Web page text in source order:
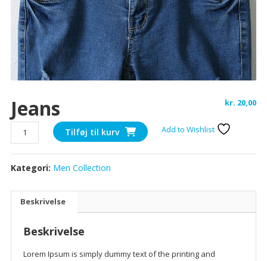
Jeans kr. 20,00
Jeans
antal
Tilføj til kurv Add to Wishlist
Kategori: Men Collection
Beskrivelse
Beskrivelse
Lorem Ipsum is simply dummy text of the printing and